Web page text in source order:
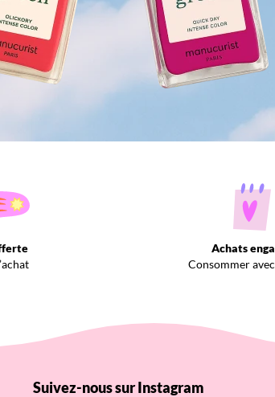
Achats
Consommer
Suivez-nous sur Instagram